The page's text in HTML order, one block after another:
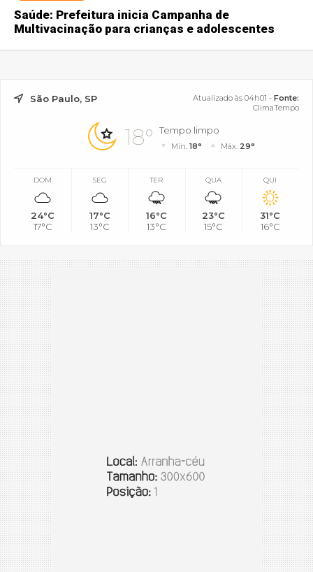
Saúde: Prefeitura inicia Campanha de
Multivacinação para crianças e adolescentes
São Paulo, SP Atualizado às 04h01 - Fonte:
ClimaTempo
18° Tempo limpo
Mín.18° Máx. 29°
DOM
24°C
17°C
SEG
17°C
13°C
TER
16°C
13°C
QUA
23°C
15°C
QUI
31°C
16°C